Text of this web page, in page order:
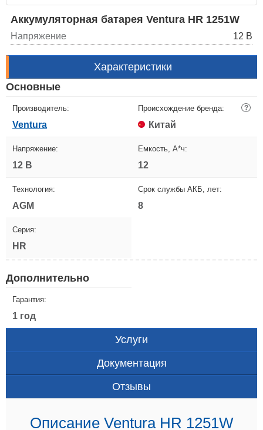
Аккумуляторная батарея Ventura HR 1251W
Напряжение 12 В
Характеристики
Основные
Производитель:
Ventura
Происхождение бренда: ?
Китай
Напряжение:
12 В
Емкость, А*ч:
12
Технология:
AGM
Срок службы АКБ, лет:
8
Серия:
HR
Дополнительно
Гарантия:
1 год
Услуги
Документация
Отзывы
Описание Ventura HR 1251W